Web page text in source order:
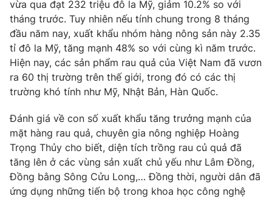
Video Shorts video
VTV Money VTV Thể thao
VTV Sức khoẻ Bất động sản
Tấm lòng Việt
VTV4 Vươn mình bằng AI
VTV9 VTV8
vừa qua đạt 232 triệu đô la Mỹ, giảm 10.2% so với
tháng trước. Tuy nhiên nếu tính chung trong 8 tháng
đầu năm nay, xuất khẩu nhóm hàng nông sản này 2.35
tỉ đô la Mỹ, tăng mạnh 48% so với cùng kì năm trước.
Hiện nay, các sản phẩm rau quả của Việt Nam đã vươn
ra 60 thị trường trên thế giới, trong đó có các thị
trường khó tính như Mỹ, Nhật Bản, Hàn Quốc.
Đánh giá về con số xuất khẩu tăng trưởng mạnh của
mặt hàng rau quả, chuyên gia nông nghiệp Hoàng
Trọng Thủy cho biết, diện tích trồng rau củ quả đã
tăng lên ở các vùng sản xuất chủ yếu như Lâm Đồng,
Đồng bằng Sông Cửu Long,… Đồng thời, người dân đã
ứng dụng những tiến bộ trong khoa học công nghệ